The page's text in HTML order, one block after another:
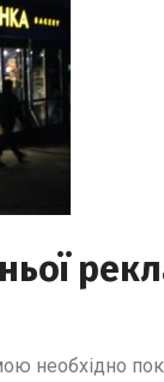
необхідно